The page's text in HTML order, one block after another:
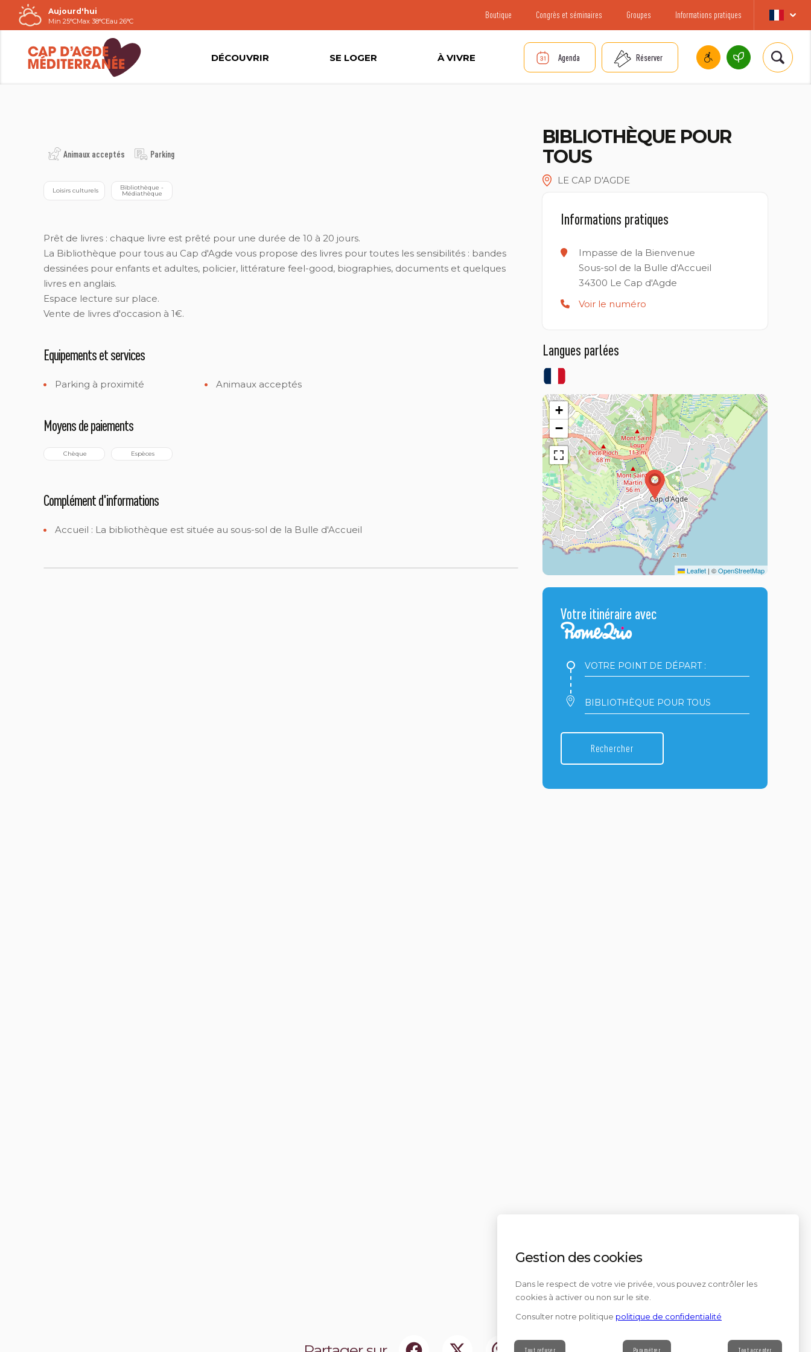
Passer
au
contenu
Aujourd'hui
Min 25°CMax 38°CEau 26°C
Boutique Congrès et séminaires Groupes Informations pratiques
DÉCOUVRIR SE LOGER À VIVRE Agenda Réserver
Animaux acceptés Parking
Loisirs culturels Médiathèque
Prêt de livres : chaque livre est prêté pour une durée de 10 à 20 jours.
La Bibliothèque pour tous au Cap d'Agde vous propose des livres pour toutes les sensibilités : bandes
dessinées pour enfants et adultes, policier, littérature feel-good, biographies, documents et quelques
livres en anglais.
Espace lecture sur place.
Vente de livres d'occasion à 1€.
Equipements et services
Parking à proximité Animaux acceptés
Moyens de paiements
Chèque Espèces
Complément d'informations
Accueil : La bibliothèque est située au sous-sol de la Bulle d'Accueil
BIBLIOTHÈQUE POUR
TOUS
LE CAP D'AGDE
Informations pratiques
Impasse de la Bienvenue
Sous-sol de la Bulle d'Accueil
34300 Le Cap d'Agde
Voir le numéro
Langues parlées
+
−
Leaflet | ©OpenStreetMap
Votre itinéraire avec
Votre
point
:Votre
point
Rechercher
Contact
Gestion des cookies
Dans le respect de votre vie privée, vous pouvez contrôler les
cookies à activer ou non sur le site.
Consulter notre politique politique de confidentialité
Tout refuser Paramétrer Tout accepter